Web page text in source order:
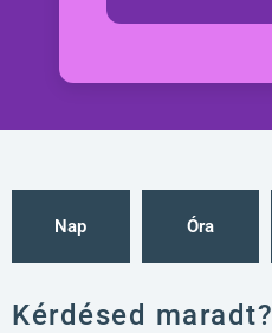
Nap Óra
Kérdésed maradt?